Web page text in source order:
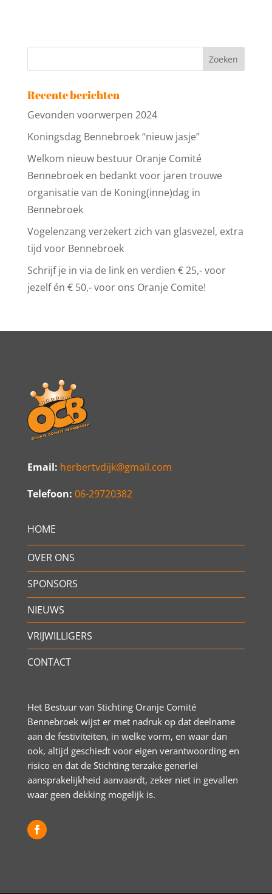
Recente berichten
Gevonden voorwerpen 2024
Koningsdag Bennebroek “nieuw jasje”
Welkom nieuw bestuur Oranje Comité
Bennebroek en bedankt voor jaren trouwe
organisatie van de Koning(inne)dag in
Bennebroek
Vogelenzang verzekert zich van glasvezel, extra
tijd voor Bennebroek
Schrijf je in via de link en verdien € 25,- voor
jezelf én € 50,- voor ons Oranje Comite!
Email: herbertvdijk@gmail.com
Telefoon: 06-29720382
HOME
OVER ONS
SPONSORS
NIEUWS
VRIJWILLIGERS
CONTACT
Het Bestuur van Stichting Oranje Comité
Bennebroek wijst er met nadruk op dat deelname
aan de festiviteiten, in welke vorm, en waar dan
ook, altijd geschiedt voor eigen verantwoording en
risico en dat de Stichting terzake generlei
aansprakelijkheid aanvaardt, zeker niet in gevallen
waar geen dekking mogelijk is.